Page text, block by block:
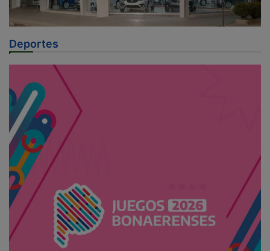
Deportes